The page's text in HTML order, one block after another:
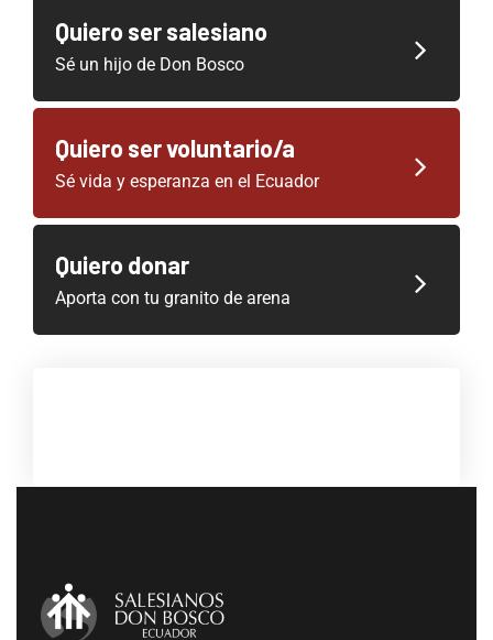
Quiero ser salesiano
Sé un hijo de Don Bosco
Quiero ser voluntario/a
Sé vida y esperanza en el Ecuador
Quiero donar
Aporta con tu granito de arena